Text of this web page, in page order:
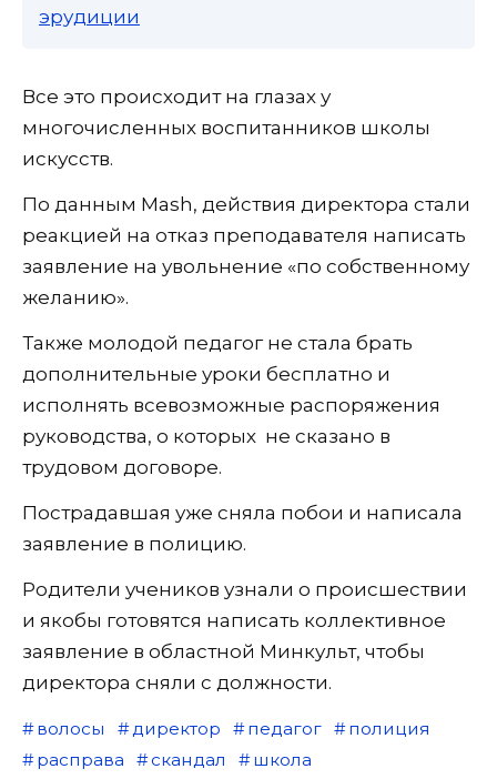
эрудиции
Все это происходит на глазах у
многочисленных воспитанников школы
искусств.
По данным Mash, действия директора стали
реакцией на отказ преподавателя написать
заявление на увольнение «по собственному
желанию».
Также молодой педагог не стала брать
дополнительные уроки бесплатно и
исполнять всевозможные распоряжения
руководства, о которых не сказано в
трудовом договоре.
Пострадавшая уже сняла побои и написала
заявление в полицию.
Родители учеников узнали о происшествии
и якобы готовятся написать коллективное
заявление в областной Минкульт, чтобы
директора сняли с должности.
волосы директор педагог
полиция
расправа
скандал школа